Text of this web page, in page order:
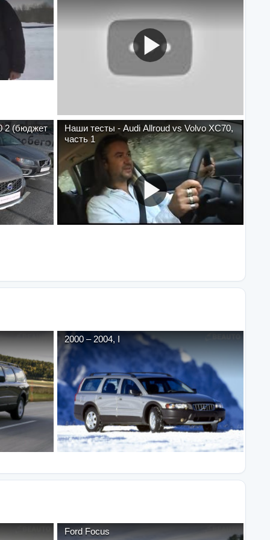
2 (бюджет
Наши тесты - Audi Allroud vs Volvo XC70,
часть 1
2000– 2004, I
Ford Focus